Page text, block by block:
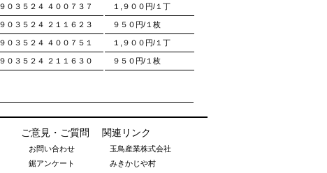
０３５２４ ４００７３７ １,９００円/１丁
０３５２４ ２１１６２３ ９５０円/１枚
０３５２４ ４００７５１ １,９００円/１丁
０３５２４ ２１１６３０ ９５０円/１枚
ご意見・ご質問
お問い合わせ
鋸アンケート
関連リンク
玉鳥産業株式会社
みきかじや村